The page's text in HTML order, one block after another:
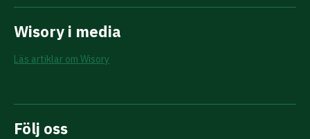
Wisory i media
Läs artiklar om Wisory
Följ oss